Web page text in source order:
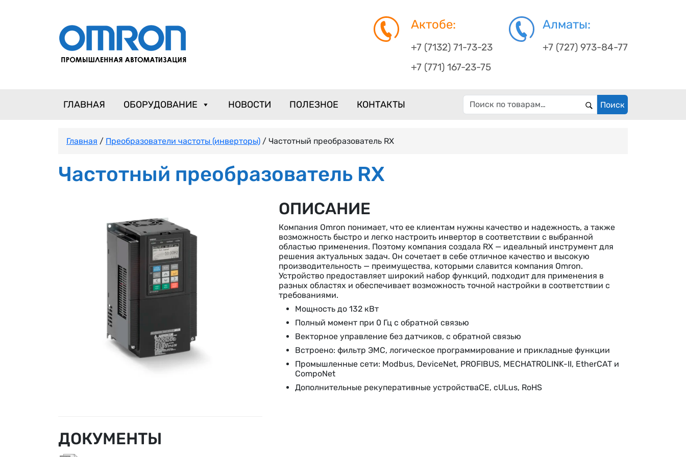
Актобе:
+7 (7132) 71-73-23
+7 (771) 167-23-75
Алматы:
+7 (727) 973-84-77
ГЛАВНАЯ ОБОРУДОВАНИЕ НОВОСТИ ПОЛЕЗНОЕ КОНТАКТЫ Искать:
Поиск
Главная / Преобразователи частоты (инверторы) / Частотный преобразователь RX
Частотный преобразователь RX
ДОКУМЕНТЫ
ОПИСАНИЕ
Компания Omron понимает, что ее клиентам нужны качество и надежность, а также
возможность быстро и легко настроить инвертор в соответствии с выбранной
областью применения. Поэтому компания создала RX — идеальный инструмент для
решения актуальных задач. Он сочетает в себе отличное качество и высокую
производительность — преимущества, которыми славится компания Omron.
Устройство предоставляет широкий набор функций, подходит для применения в
разных областях и обеспечивает возможность точной настройки в соответствии с
требованиями.
Мощность до 132 кВт
Полный момент при 0 Гц с обратной связью
Векторное управление без датчиков, с обратной связью
Встроено: фильтр ЭМС, логическое программирование и прикладные функции
Промышленные сети: Modbus, DeviceNet, PROFIBUS, MECHATROLINK-II, EtherCAT и
CompoNet
Дополнительные рекуперативные устройстваCE, cULus, RoHS